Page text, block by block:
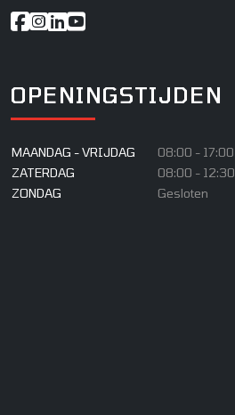
OPENINGSTIJDEN
MAANDAG - VRIJDAG
08:00 - 17:00
ZATERDAG
08:00 - 12:30
ZONDAG
Gesloten